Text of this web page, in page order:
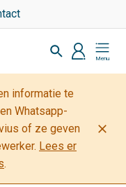
Zoeken
profiel
Mijn
Fluvius
informatie te
Whatsapp-
of ze geven
Lees er
.
close